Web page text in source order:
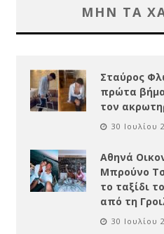
ΜΗΝ ΤΑ
Σταύρος
πρώτα
τον
30 Ιουλίου
Αθηνά
Μπρούνο
το ταξίδι
από τη
30 Ιουλίου